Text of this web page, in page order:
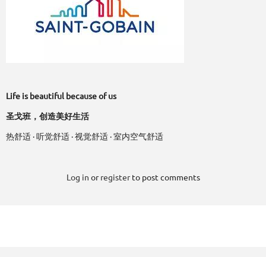
Life is beautiful because of us
圣戈班，创造美好生活
热舒适 · 听觉舒适 · 视觉舒适 · 室内空气舒适
Log in orregisterto post comments